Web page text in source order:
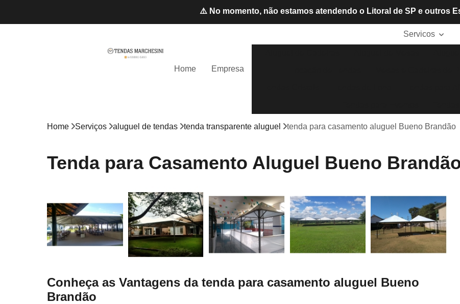
⚠️ No momento, não estamos atendendo o Litoral de SP e outros
Home Empresa
Servicos
Home Serviços aluguel de tendas tenda transparente aluguel tenda para casamento aluguel Bueno Brandão
Tenda para Casamento Aluguel Bueno
Conheça as Vantagens da tenda para casamento aluguel Bueno
Brandão